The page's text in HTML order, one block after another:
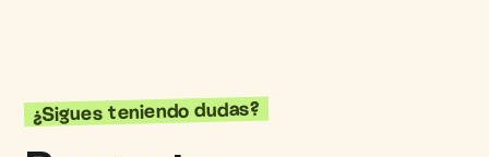
¿Sigues teniendo dudas?